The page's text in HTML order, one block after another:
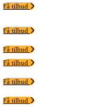
Få tilbud
Få tilbud
Få tilbud
Få tilbud
Få tilbud
Få tilbud